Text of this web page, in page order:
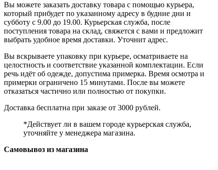
Вы можете заказать доставку товара с помощью курьера,
который прибудет по указанному адресу в будние дни и
субботу с 9.00 до 19.00. Курьерская служба, после
поступления товара на склад, свяжется с вами и предложит
выбрать удобное время доставки. Уточнит адрес.
Вы вскрываете упаковку при курьере, осматриваете на
целостность и соответствие указанной комплектации. Если
речь идёт об одежде, допустима примерка. Время осмотра и
примерки ограничено 15 минутами. После вы можете
отказаться частично или полностью от покупки.
Доставка бесплатна при заказе от 3000 рублей.
*Действует ли в вашем городе курьерская служба,
уточняйте у менеджера магазина.
Самовывоз из магазина